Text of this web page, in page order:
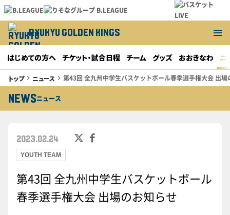
RYUKYU GOLDEN KINGS
はじめての方へ チケット・試合日程 チーム グッズ おおきなわ ニ
トップkeyboard_arrow_right ニュース keyboard_arrow_right 第43回 全九州中学生バスケットボール春季選手権大会 出場
NEWSニュース
YOUTH TEAM
2023.02.24
第43回 全九州中学生バスケットボール
春季選手権大会 出場のお知らせ